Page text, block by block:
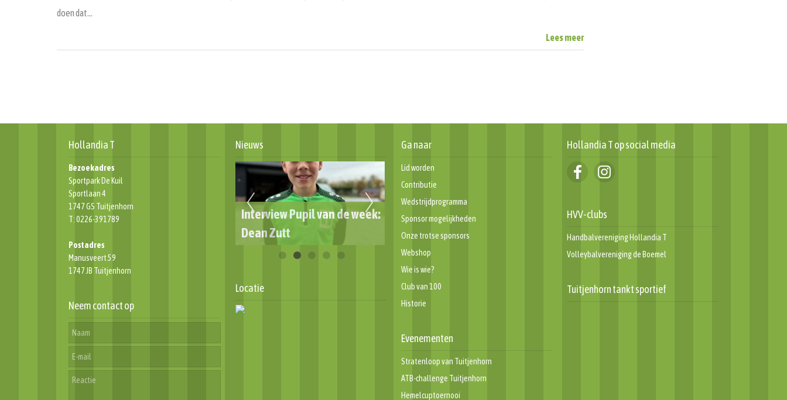
doen dat…
Lees meer
Hollandia T
Bezoekadres
Sportpark De Kuil
Sportlaan 4
1747 GS Tuitjenhorn
T: 0226-391789
Postadres
Manusveert 59
1747 JB Tuitjenhorn
Neem contact op
Nieuws
terugblik ATB
👋 AFSCHEID VAN CLUBICONEN Interview Pupil van de week:
Dean Zutt
Week van de Scheidsrechter! Informatiegids leden 2024
Locatie
Ga naar
Lid worden
Contributie
Wedstrijdprogramma
Sponsor mogelijkheden
Onze trotse sponsors
Webshop
Wie is wie?
Club van 100
Historie
Evenementen
Stratenloop van Tuitjenhorn
ATB-challenge Tuitjenhorn
Hemelcuptoernooi
Hollandia T op social media
HVV-clubs
Handbalvereniging Hollandia T
Volleybalvereniging de Boemel
Tuitjenhorn tankt sportief